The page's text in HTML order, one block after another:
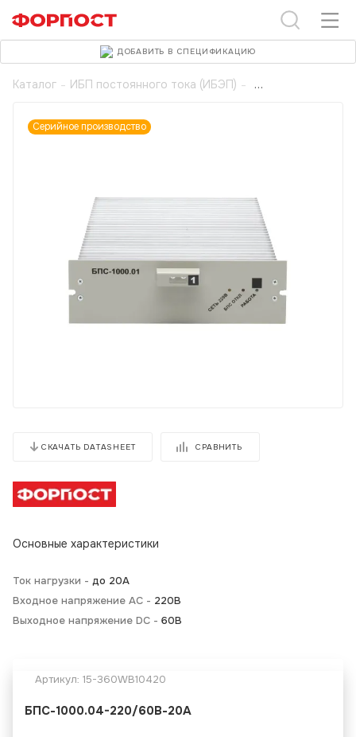
Каталог - ИБП постоянного тока (ИБЭП) -
Серийное производство
СКАЧАТЬ DATASHEET СРАВНИТЬ
Основные характеристики
Ток нагрузки - до 20А
Входное напряжение AC - 220В
Выходное напряжение DC - 60В
Артикул: 15-360WB10420
БПС-1000.04-220/60В-20А
ДОБАВИТЬ В СПЕЦИФИКАЦИЮ